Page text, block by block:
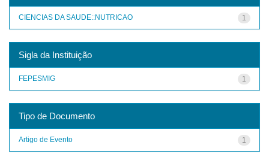
1
CIENCIAS DA SAUDE::NUTRICAO
Sigla da Instituição
1
FEPESMIG
Tipo de Documento
1
Artigo de Evento